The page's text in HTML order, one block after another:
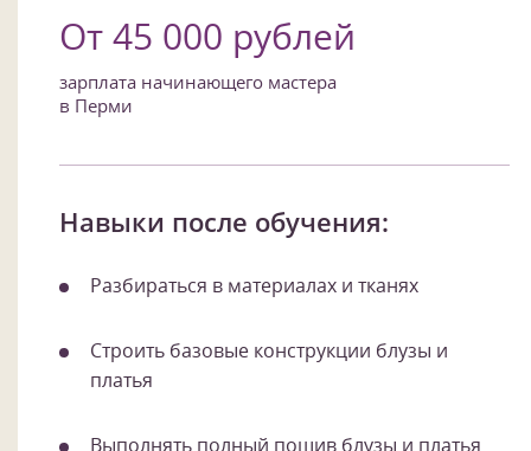
От 45 000 рублей
зарплата начинающего мастера
в Перми
Навыки после обучения:
Разбираться в материалах и тканях
Строить базовые конструкции блузы и
платья
Выполнять полный пошив блузы и платья